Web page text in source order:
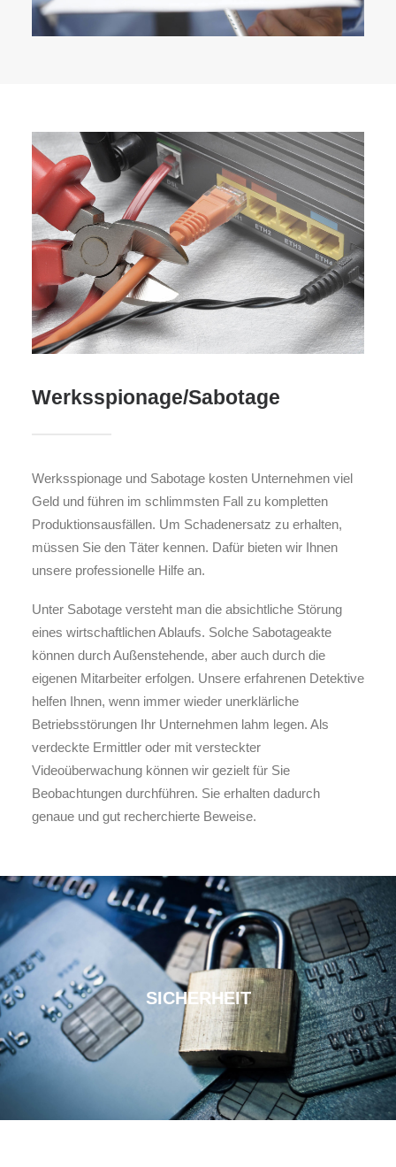
Werksspionage/Sabotage
Werksspionage und Sabotage kosten Unternehmen viel
Geld und führen im schlimmsten Fall zu kompletten
Produktionsausfällen. Um Schadenersatz zu erhalten,
müssen Sie den Täter kennen. Dafür bieten wir Ihnen
unsere professionelle Hilfe an.
Unter Sabotage versteht man die absichtliche Störung
eines wirtschaftlichen Ablaufs. Solche Sabotageakte
können durch Außenstehende, aber auch durch die
eigenen Mitarbeiter erfolgen. Unsere erfahrenen Detektive
helfen Ihnen, wenn immer wieder unerklärliche
Betriebsstörungen Ihr Unternehmen lahm legen. Als
verdeckte Ermittler oder mit versteckter
Videoüberwachung können wir gezielt für Sie
Beobachtungen durchführen. Sie erhalten dadurch
genaue und gut recherchierte Beweise.
SICHERHEIT